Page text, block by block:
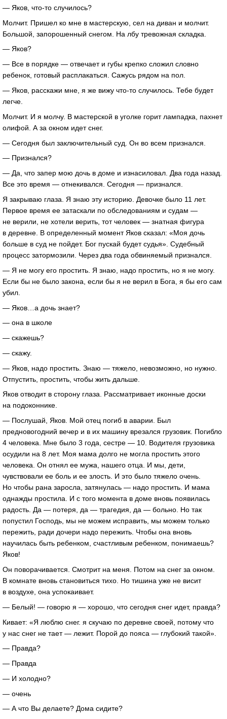
— Яков, что-то случилось?
Молчит. Пришел ко мне в мастерскую, сел на диван и молчит.
Большой, запорошенный снегом. На лбу тревожная складка.
— Яков?
— Все в порядке — отвечает и губы крепко сложил словно
ребенок, готовый расплакаться. Сажусь рядом на пол.
— Яков, расскажи мне, я же вижу что-то случилось. Тебе будет
легче.
Молчит. И я молчу. В мастерской в уголке горит лампадка, пахнет
олифой. А за окном идет снег.
— Сегодня был заключительный суд. Он во всем признался.
— Признался?
— Да, что запер мою дочь в доме и изнасиловал. Два года назад.
Все это время — отнекивался. Сегодня — признался.
Я закрываю глаза. Я знаю эту историю. Девочке было 11 лет.
Первое время ее затаскали по обследованиям и судам —
не верили, не хотели верить, тот человек — знатная фигура
в деревне. В определенный момент Яков сказал: «Моя дочь
больше в суд не пойдет. Бог пускай будет судья». Судебный
процесс затормозили. Через два года обвиняемый признался.
— Я не могу его простить. Я знаю, надо простить, но я не могу.
Если бы не было закона, если бы я не верил в Бога, я бы его сам
убил.
— Яков…а дочь знает?
— она в школе
— скажешь?
— скажу.
— Яков, надо простить. Знаю — тяжело, невозможно, но нужно.
Отпустить, простить, чтобы жить дальше.
Яков отводит в сторону глаза. Рассматривает иконные доски
на подоконнике.
— Послушай, Яков. Мой отец погиб в аварии. Был
предновогодний вечер и в их машину врезался грузовик. Погибло
4 человека. Мне было 3 года, сестре — 10. Водителя грузовика
осудили на 8 лет. Моя мама долго не могла простить этого
человека. Он отнял ее мужа, нашего отца. И мы, дети,
чувствовали ее боль и ее злость. И это было тяжело очень.
Но чтобы рана заросла, затянулась — надо простить. И мама
однажды простила. И с того момента в доме вновь появилась
радость. Да — потеря, да — трагедия, да — больно. Но так
попустил Господь, мы не можем исправить, мы можем только
пережить, ради дочери надо пережить. Чтобы она вновь
научилась быть ребенком, счастливым ребенком, понимаешь?
Яков!
Он поворачивается. Смотрит на меня. Потом на снег за окном.
В комнате вновь становиться тихо. Но тишина уже не висит
в воздухе, она успокаивает.
— Белый! — говорю я — хорошо, что сегодня снег идет, правда?
Кивает: «Я люблю снег. я скучаю по деревне своей, потому что
у нас снег не тает — лежит. Порой до пояса — глубокий такой».
— Правда?
— Правда
— И холодно?
— очень
— А что Вы делаете? Дома сидите?